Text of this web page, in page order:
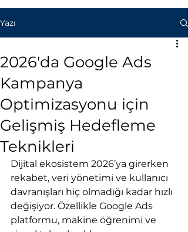
Yazı
2026'da Google Ads
Kampanya
Optimizasyonu için
Gelişmiş Hedefleme
Teknikleri
Dijital ekosistem 2026’ya girerken
rekabet, veri yönetimi ve kullanıcı
davranışları hiç olmadığı kadar hızlı
değişiyor. Özellikle Google Ads
platformu, makine öğrenimi ve